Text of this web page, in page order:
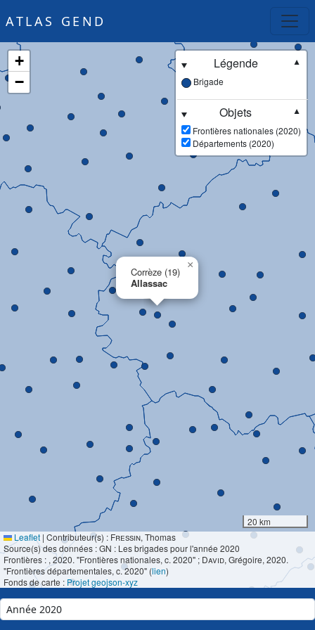
ATLAS GEND
Corrèze (19)
Allassac
×
+
−
Légende
▼
Brigade
Objets
▼
Frontières nationales (2020)
Départements (2020)
20 km
Leaflet | Contributeur(s) : Fressin, Thomas
Source(s) des données : GN : Les brigades pour l'année 2020
Frontières : , 2020. "Frontières nationales, c. 2020" ; David, Grégoire, 2020.
"Frontières départementales, c. 2020" (lien)
Fonds de carte : Projet geojson-xyz